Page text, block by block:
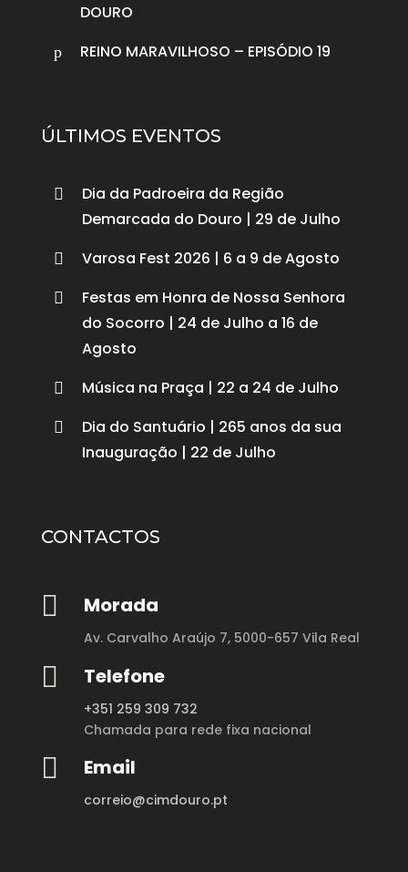
DOURO
p REINO MARAVILHOSO – EPISÓDIO 19
ÚLTIMOS EVENTOS

Dia da Padroeira da Região
Demarcada do Douro | 29 de Julho
 Varosa Fest 2026 | 6 a 9 de Agosto

Festas em Honra de Nossa Senhora
do Socorro | 24 de Julho a 16 de
Agosto
 Música na Praça | 22 a 24 de Julho

Dia do Santuário | 265 anos da sua
Inauguração | 22 de Julho
CONTACTOS
 Morada
Av. Carvalho Araújo 7, 5000-657 Vila Real
 Telefone
+351 259 309 732
Chamada para rede fixa nacional
 Email
correio@cimdouro.pt